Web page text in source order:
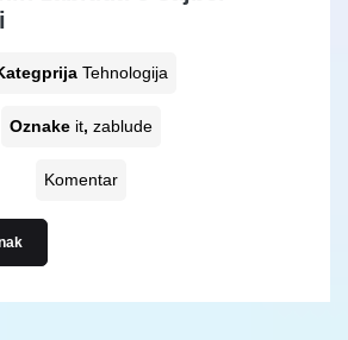
Tehnologija
Oznake it, zablude
Komentar